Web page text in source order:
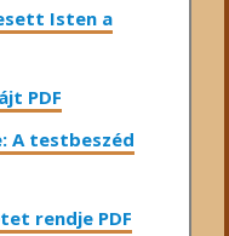
Isten a
PDF
A testbeszéd
rendje PDF